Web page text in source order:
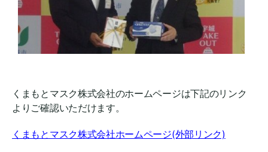
くまもとマスク株式会社のホームページは下記のリンク
よりご確認いただけます。
くまもとマスク株式会社ホームページ(外部リンク)